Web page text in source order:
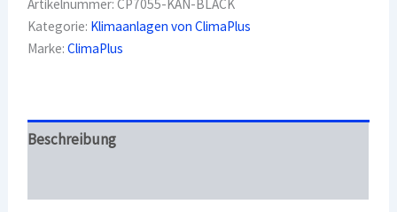
Montagekanal
70x55mm
Länge
Artikelnummer:CP7055-KAN-BLACK
Kategorie: Klimaanlagen von ClimaPlus
Marke:ClimaPlus
Beschreibung